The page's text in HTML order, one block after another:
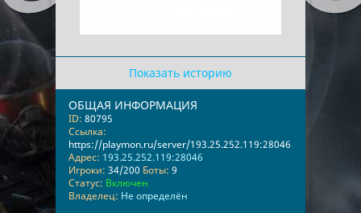
Показать историю
ОБЩАЯ ИНФОРМАЦИЯ
ID: 80795
Ссылка:
https://playmon.ru/server/193.25.252.119:28046
Адрес: 193.25.252.119:28046
Игроки: 34/200 Боты: 9
Статус: Включен
Владелец: Не определён